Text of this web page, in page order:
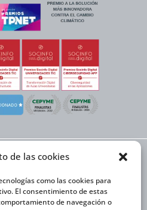
de las cookies
como las cookies para
El consentimiento de estas
de navegación o